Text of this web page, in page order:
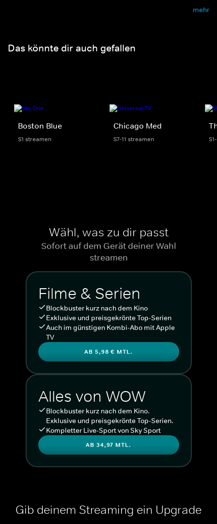
mehr
Das könnte dir auch gefallen
Boston Blue
S1 streamen
Chicago Med
S7-11 streamen
Wähl, was zu dir passt
Sofort auf dem Gerät deiner Wahl
streamen
Filme & Serien
Blockbuster kurz nach dem Kino
Exklusive und preisgekrönte Top-Serien
Auch im günstigen Kombi-Abo mit Apple
TV
AB 5,98 € MTL.
Alles von WOW
Blockbuster kurz nach dem Kino.
Exklusive und preisgekrönte Top-Serien.
Kompletter Live-Sport von Sky Sport
AB 34,97 MTL.
Gib deinem Streaming ein Upgrade